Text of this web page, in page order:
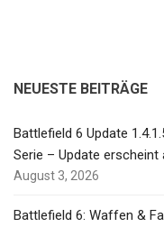
NEUESTE BEITRÄGE
Battlefield 6 Update
Serie – Update erscheint
August 3, 2026
Battlefield 6: Waffen &